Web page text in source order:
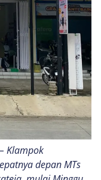
Klampok
depan MTs